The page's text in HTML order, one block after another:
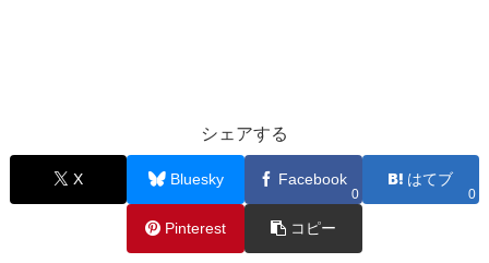
シェアする
X Bluesky Facebook
0
はてブ
0
Pinterest コピー